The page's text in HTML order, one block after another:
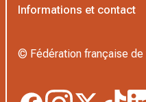
L’Institut Formation Tennis
Proshop FFT
Boutique Officielle
Informations et contact
© Fédération française de